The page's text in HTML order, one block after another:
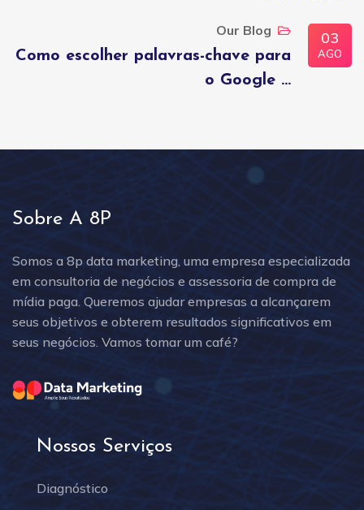
03
AGO
Our Blog
Como escolher palavras-chave para
o Google ...
Sobre A 8P
Somos a 8p data marketing, uma empresa especializada
em consultoria de negócios e assessoria de compra de
mídia paga. Queremos ajudar empresas a alcançarem
seus objetivos e obterem resultados significativos em
seus negócios. Vamos tomar um café?
Nossos Serviços
Diagnóstico